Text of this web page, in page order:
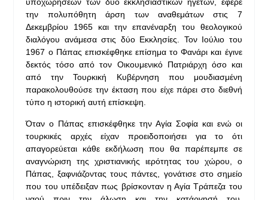
υποχωρήσεων των δύο εκκλησιαστικών ηγετών, έφερε
την πολυπόθητη άρση των αναθεμάτων στις 7
Δεκεμβρίου 1965 και την επανέναρξη του θεολογικού
διαλόγου ανάμεσα στις δύο Εκκλησίες. Τον Ιούλιο του
1967 ο Πάπας επισκέφθηκε επίσημα το Φανάρι και έγινε
δεκτός τόσο από τον Οικουμενικό Πατριάρχη όσο και
από την Τουρκική Κυβέρνηση που μουδιασμένη
παρακολουθούσε την έκταση που είχε πάρει στο διεθνή
τύπο η ιστορική αυτή επίσκεψη.
Όταν ο Πάπας επισκέφθηκε την Αγία Σοφία και ενώ οι
τουρκικές αρχές είχαν προειδοποιήσει για το ότι
απαγορεύεται κάθε εκδήλωση που θα παρέπεμπε σε
αναγνώριση της χριστιανικής ιερότητας του χώρου, ο
Πάπας, ξαφνιάζοντας τους πάντες, γονάτισε στο σημείο
που του υπέδειξαν πως βρίσκονταν η Αγία Τράπεζα του